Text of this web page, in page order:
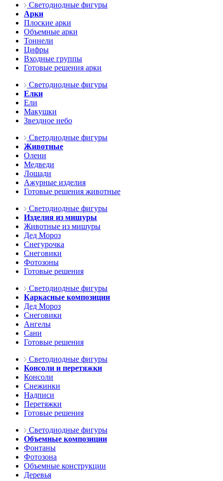
Светодиодные фигуры
Арки
Плоские арки
Объемные арки
Тоннели
Цифры
Входные группы
Готовые решения арки
Светодиодные фигуры
Елки
Ели
Макушки
Звездное небо
Светодиодные фигуры
Животные
Олени
Медведи
Лошади
Ажурные изделия
Готовые решения животные
Светодиодные фигуры
Изделия из мишуры
Животные из мишуры
Дед Мороз
Снегурочка
Снеговики
Фотозоны
Готовые решения
Светодиодные фигуры
Каркасные композиции
Дед Мороз
Снеговики
Ангелы
Сани
Готовые решения
Светодиодные фигуры
Консоли и перетяжки
Консоли
Снежинки
Надписи
Перетяжки
Готовые решения
Светодиодные фигуры
Объемные композиции
Фонтаны
Фотозона
Объемные конструкции
Деревья